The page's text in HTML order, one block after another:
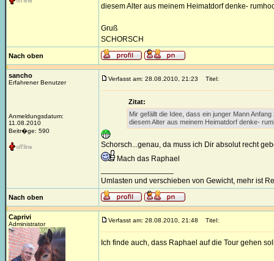
diesem Alter aus meinem Heimatdorf denke-
Gruß
SCHORSCH
Nach oben
sancho
Erfahrener Benutzer
Anmeldungsdatum:
11.08.2010
Beitr�ge: 590
Verfasst am: 28.08.2010, 21:23 Titel:
Zitat:
Mir gefällt die Idee, dass ein junger Mann
diesem Alter aus meinem Heimatdorf denke-
Schorsch...genau, da muss ich Dir absolut recht
Mach das Raphael
Umlasten und verschieben von Gewicht, mehr ist
Nach oben
Caprivi
Administrator
Verfasst am: 28.08.2010, 21:48 Titel:
Ich finde auch, dass Raphael auf die Tour gehen